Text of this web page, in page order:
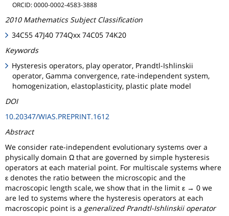
ORCID: 0000-0002-4583-3888
2010 Mathematics Subject Classification
34C55 47J40 774Qxx 74C05 74K20
Keywords
Hysteresis operators, play operator, Prandtl-Ishlinskii
operator, Gamma convergence, rate-independent system,
homogenization, elastoplasticity, plastic plate model
DOI
10.20347/WIAS.PREPRINT.1612
Abstract
We consider rate-independent evolutionary systems over a
physically domain Ω that are governed by simple hysteresis
operators at each material point. For multiscale systems where
ε denotes the ratio between the microscopic and the
macroscopic length scale, we show that in the limit ε → 0 we
are led to systems where the hysteresis operators at each
macroscopic point is a generalized Prandtl-Ishlinskii operator